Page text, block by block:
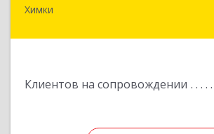
Химки
Клиентов на сопровождении
141407, Московская обл, Химки